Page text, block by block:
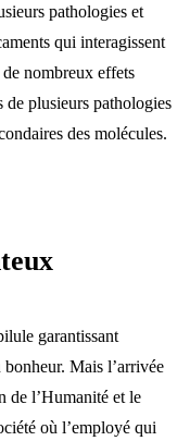
pathologies et
qui interagissent
nombreux effets
de plusieurs pathologies
des molécules.
garantissant
Mais l’arrivée
de l’Humanité et le
où l’employé qui